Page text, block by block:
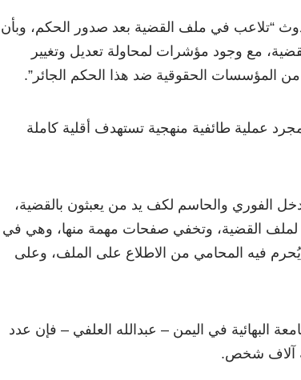
“تلاعب في ملف القضية بعد صدور الحكم، وبأن
مع وجود مؤشرات لمحاولة تعديل وتغيير
المؤسسات الحقوقية ضد هذا الحكم الجائر”.
عملية طائفية منهجية تستهدف أقلية كاملة
الفوري والحاسم لكف يد من يعبثون بالقضية،
لملف القضية، وتخفي صفحات مهمة منها، وهي في
فيه المحامي من الاطلاع على الملف، وعلى
البهائية في اليمن – عبدالله العلفي – فإن عدد
آلاف شخص.